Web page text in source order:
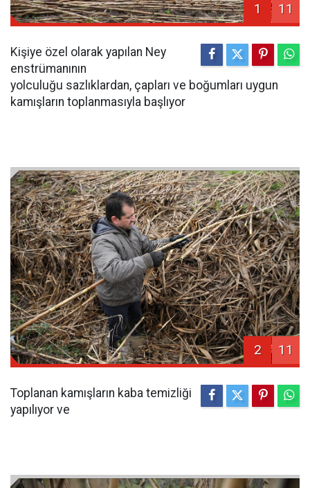
1 11
Kişiye özel olarak yapılan Ney
enstrümanının
yolculuğu sazlıklardan, çapları ve boğumları uygun
kamışların toplanmasıyla başlıyor
2 11
Toplanan kamışların kaba temizliği
yapılıyor ve